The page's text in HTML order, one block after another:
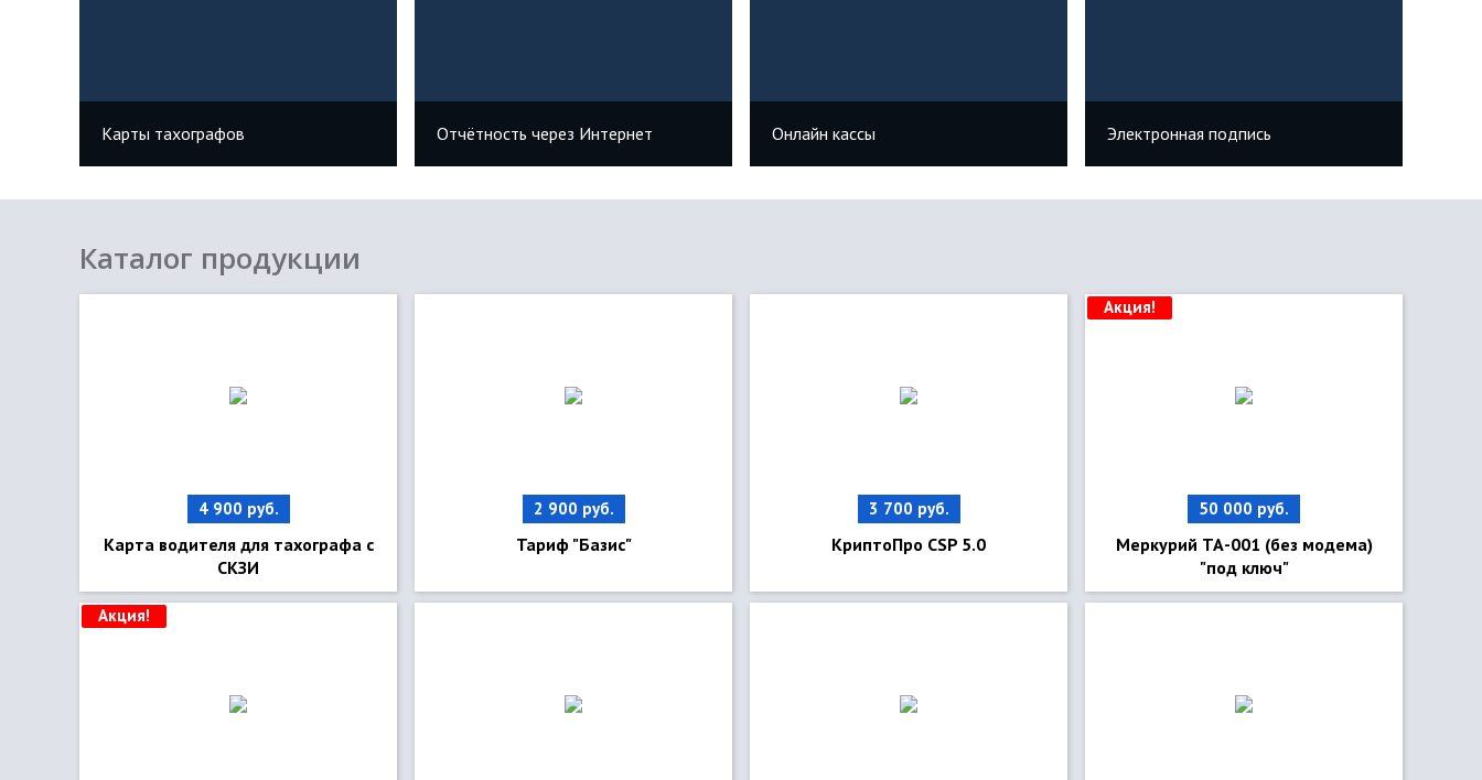
Карты тахографов Отчётность через Интернет Онлайн кассы Электронная подпись
Каталог продукции
4 900 руб.
Карта водителя для тахографа с
СКЗИ
2 900 руб.
Тариф "Базис"
3 700 руб.
КриптоПро CSP 5.0
50 000 руб.
Меркурий ТА-001 (без модема)
"под ключ"
Акция!
Акция!